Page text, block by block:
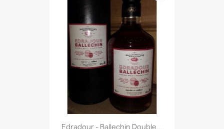
Edradour - Ballechin Double...